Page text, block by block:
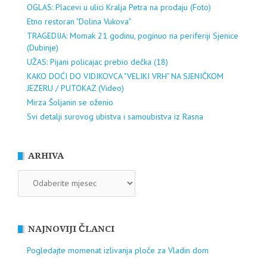
OGLAS: Placevi u ulici Kralja Petra na prodaju (Foto)
Etno restoran "Dolina Vukova"
TRAGEDIJA: Momak 21 godinu, poginuo na periferiji Sjenice
(Dubinje)
UŽAS: Pijani policajac prebio dečka (18)
KAKO DOĆI DO VIDIKOVCA "VELIKI VRH" NA SJENIČKOM
JEZERU / PUTOKAZ (Video)
Mirza Šoljanin se oženio
Svi detalji surovog ubistva i samoubistva iz Rasna
ARHIVA
NAJNOVIJI ČLANCI
Pogledajte momenat izlivanja ploče za Vladin dom